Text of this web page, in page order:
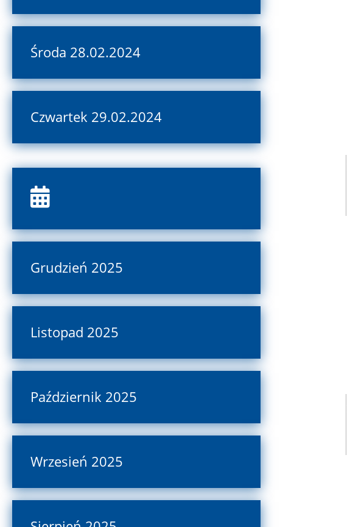
Środa 28.02.2024
Czwartek 29.02.2024
Grudzień 2025
Listopad 2025
Październik 2025
Wrzesień 2025